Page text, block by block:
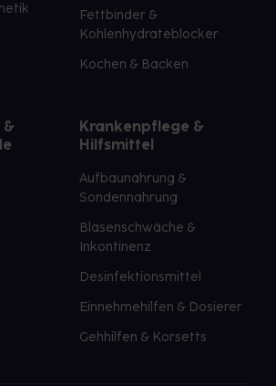
Fettbinder &
Kohlenhydrateblocker
Kochen & Backen
Krankenpflege &
Hilfsmittel
Aufbaunahrung &
Sondennahrung
Blasenschwäche &
Inkontinenz
Desinfektionsmittel
Einnehmehilfen & Dosierer
Gehhilfen & Korsetts